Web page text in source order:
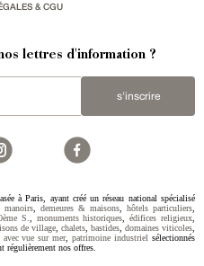
& CGU
lettres d'information ?
s'inscrire
à Paris, ayant créé un réseau national spécialisé
manoirs, demeures & maisons, hôtels particuliers,
S., monuments historiques,édifices religieux,
de village, chalets, bastides, domaines viticoles,
avec vue sur mer,patrimoine industriel sélectionnés
régulièrement nos offres.